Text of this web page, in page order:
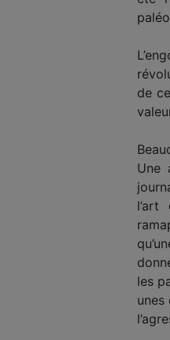
de
Une
l’art
les
unes